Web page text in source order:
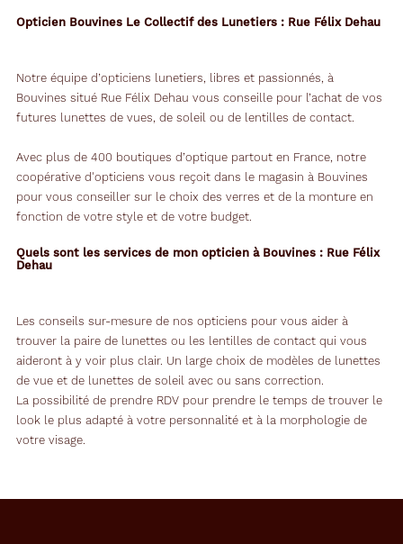
Opticien Bouvines Le Collectif des Lunetiers : Rue Félix Dehau
Notre équipe d’opticiens lunetiers, libres et passionnés, à
Bouvines situé Rue Félix Dehau vous conseille pour l’achat de vos
futures lunettes de vues, de soleil ou de lentilles de contact.
Avec plus de 400 boutiques d’optique partout en France, notre
coopérative d'opticiens vous reçoit dans le magasin à Bouvines
pour vous conseiller sur le choix des verres et de la monture en
fonction de votre style et de votre budget.
Quels sont les services de mon opticien à Bouvines : Rue Félix
Dehau
Les conseils sur-mesure de nos opticiens pour vous aider à
trouver la paire de lunettes ou les lentilles de contact qui vous
aideront à y voir plus clair. Un large choix de modèles de lunettes
de vue et de lunettes de soleil avec ou sans correction.
La possibilité de prendre RDV pour prendre le temps de trouver le
look le plus adapté à votre personnalité et à la morphologie de
votre visage.